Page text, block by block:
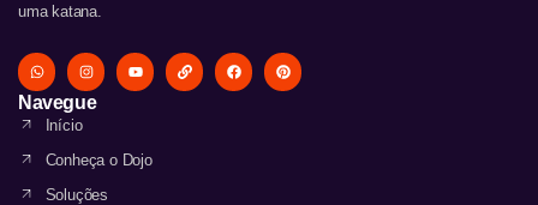
uma katana.
Navegue
Início
Conheça o Dojo
Soluções